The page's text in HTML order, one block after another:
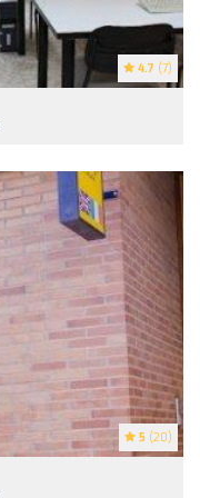
4.7 (7)
5 (20)